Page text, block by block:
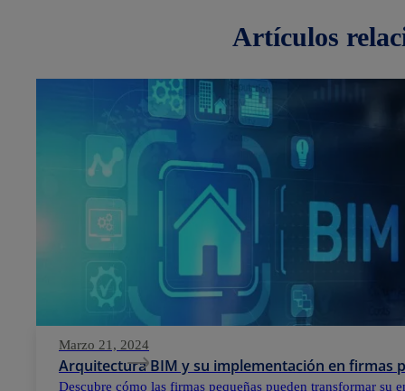
artículos
Marzo 21, 2024
Arquitectura BIM y su implementación en firmas
Descubre cómo las firmas pequeñas pueden transformar su